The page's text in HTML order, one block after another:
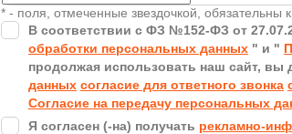
* - поля, отмеченные звездочкой, обязательны
В соответствии с ФЗ №152-ФЗ от
обработки персональных данных " и "
продолжая использовать наш сайт, вы
данных согласие для ответного звонка
Согласие на передачу персональных
Я согласен (-на) получать рекламно-